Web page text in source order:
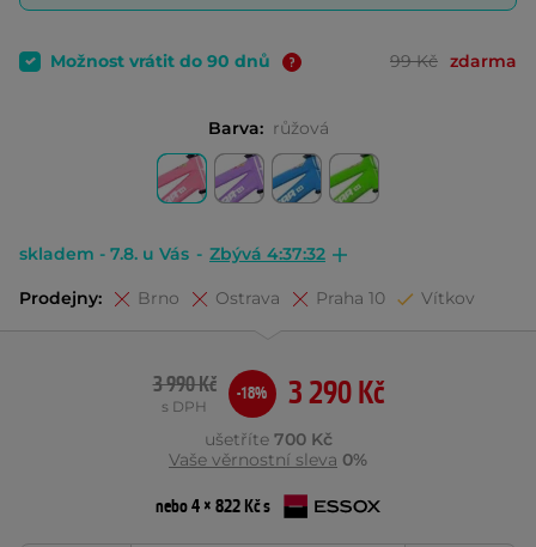
Možnost vrátit do 90 dnů 99 Kč zdarma
Barva: růžová
skladem - 7.8. u Vás - Zbývá 4:37:31
Prodejny: Brno Ostrava Praha 10 Vítkov
3 290 Kč
3 990 Kč
s DPH
-18%
ušetříte 700 Kč
Vaše věrnostní sleva 0%
nebo 4 × 822 Kč s